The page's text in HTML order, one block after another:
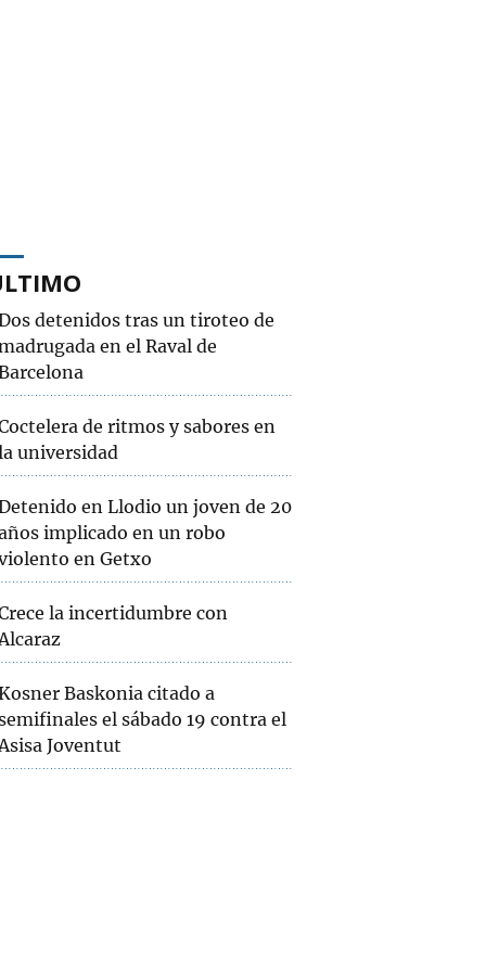
detenidos tras un tiroteo de
en el Raval de
de ritmos y sabores en
universidad
en Llodio un joven de 20
implicado en un robo
en Getxo
la incertidumbre con
Baskonia citado a
el sábado 19 contra el
Joventut